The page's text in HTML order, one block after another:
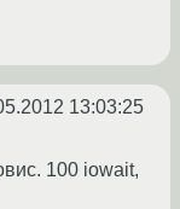
13:03:25
100 iowait,